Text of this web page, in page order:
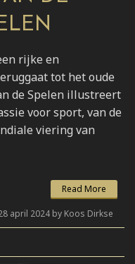
rijke en
tot het oude
de Spelen illustreert
voor sport, van de
viering van
Read More
april 2024 by Koos Dirkse